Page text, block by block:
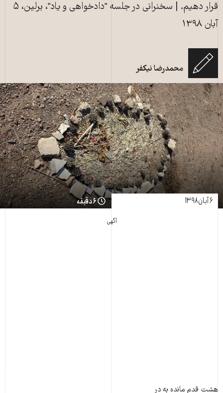
قرار دهیم. | سخنرانی در جلسه "دادخواهی و یاد"، برلین، ۵
آبان ۱۳۹۸
محمدرضا نیکفر
۶ آبان ۱۳۹۸ ۶ دقیقه
آگهی
هشت قدم مانده به در